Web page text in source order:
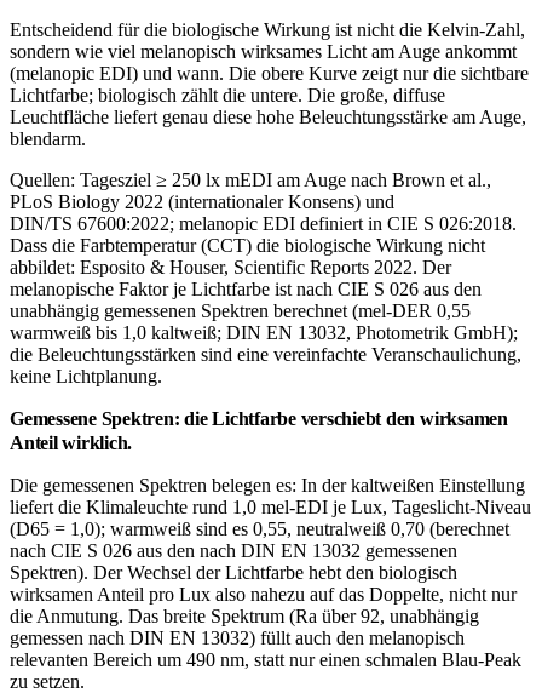
Entscheidend für die biologische Wirkung ist nicht die Kelvin-Zahl,
sondern wie viel melanopisch wirksames Licht am Auge ankommt
(melanopic EDI) und wann. Die obere Kurve zeigt nur die sichtbare
Lichtfarbe; biologisch zählt die untere. Die große, diffuse
Leuchtfläche liefert genau diese hohe Beleuchtungsstärke am Auge,
blendarm.
Quellen: Tagesziel ≥ 250 lx mEDI am Auge nach Brown et al.,
PLoS Biology 2022 (internationaler Konsens) und
DIN/TS 67600:2022; melanopic EDI definiert in CIE S 026:2018.
Dass die Farbtemperatur (CCT) die biologische Wirkung nicht
abbildet: Esposito & Houser, Scientific Reports 2022. Der
melanopische Faktor je Lichtfarbe ist nach CIE S 026 aus den
unabhängig gemessenen Spektren berechnet (mel-DER 0,55
warmweiß bis 1,0 kaltweiß; DIN EN 13032, Photometrik GmbH);
die Beleuchtungsstärken sind eine vereinfachte Veranschaulichung,
keine Lichtplanung.
Gemessene Spektren: die Lichtfarbe verschiebt den wirksamen
Anteil wirklich.
Die gemessenen Spektren belegen es: In der kaltweißen Einstellung
liefert die Klimaleuchte rund 1,0 mel-EDI je Lux, Tageslicht-Niveau
(D65 = 1,0); warmweiß sind es 0,55, neutralweiß 0,70 (berechnet
nach CIE S 026 aus den nach DIN EN 13032 gemessenen
Spektren). Der Wechsel der Lichtfarbe hebt den biologisch
wirksamen Anteil pro Lux also nahezu auf das Doppelte, nicht nur
die Anmutung. Das breite Spektrum (Ra über 92, unabhängig
gemessen nach DIN EN 13032) füllt auch den melanopisch
relevanten Bereich um 490 nm, statt nur einen schmalen Blau-Peak
zu setzen.